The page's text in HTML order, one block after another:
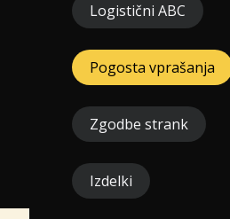
Logistični ABC
Pogosta vprašanja
Zgodbe strank
Izdelki